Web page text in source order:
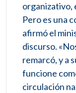
organizativo,
Pero es una
afirmó el
discurso.
remarcó, y a
funcione
circulación